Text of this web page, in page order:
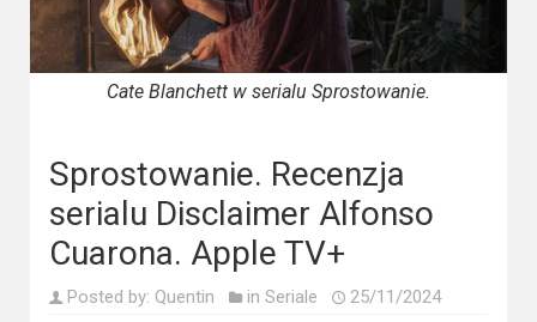
Kino
europejskie
polskie
Komedie
Korea
Cate Blanchett w serialu Sprostowanie.
Sprostowanie. Recenzja
serialu Disclaimer Alfonso
Cuarona. Apple TV+
Posted by: Quentin in Seriale 25/11/2024